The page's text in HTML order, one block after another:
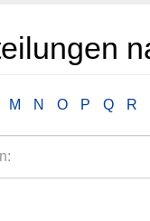
M N O P Q R